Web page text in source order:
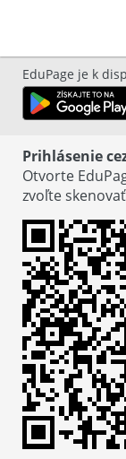
EduPage je k
Prihlásenie
Otvorte
zvoľte